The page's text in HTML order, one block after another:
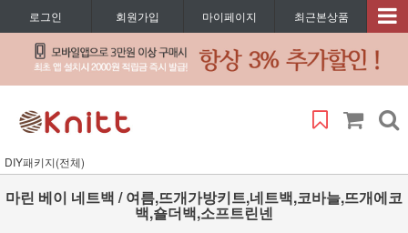
로그인 회원가입 마이페이지 최근본상품
DIY패키지(전체)
마린 베이 네트백 / 여름,뜨개가방키트,네트백,코바늘,뜨개에코
백,숄더백,소프트린넨